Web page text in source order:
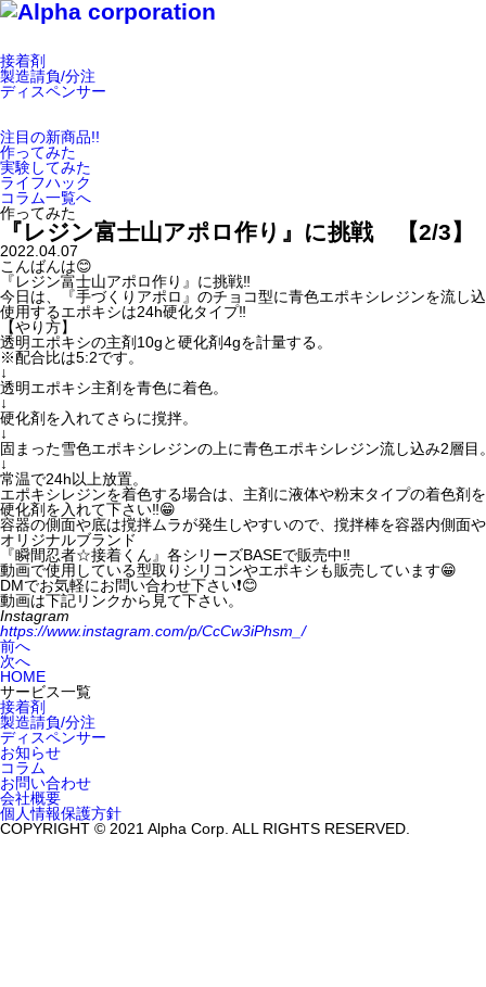
接着剤
製造請負/分注
ディスペンサー
注目の新商品!!
作ってみた
実験してみた
ライフハック
コラム一覧へ
作ってみた
『レジン富士山アポロ作り』に挑戦 【2/3】
2022.04.07
こんばんは😊
『レジン富士山アポロ作り』に挑戦‼️
今日は、『手づくりアポロ』のチョコ型に青色エポキシレジンを流し
使用するエポキシは24h硬化タイプ‼️
【やり方】
透明エポキシの主剤10gと硬化剤4gを計量する。
※配合比は5:2です。
↓
透明エポキシ主剤を青色に着色。
↓
硬化剤を入れてさらに撹拌。
↓
固まった雪色エポキシレジンの上に青色エポキシレジン流し込み2層目
↓
常温で24h以上放置。
エポキシレジンを着色する場合は、主剤に液体や粉末タイプの着色剤
硬化剤を入れて下さい‼️😁
容器の側面や底は撹拌ムラが発生しやすいので、撹拌棒を容器内側面
オリジナルブランド
『瞬間忍者☆接着くん』各シリーズBASEで販売中‼️
動画で使用している型取りシリコンやエポキシも販売しています😁
DMでお気軽にお問い合わせ下さい❗️😊
動画は下記リンクから見て下さい。
Instagram
https://www.instagram.com/p/CcCw3iPhsm_/
前へ
次へ
HOME
サービス一覧
接着剤
製造請負/分注
ディスペンサー
お知らせ
コラム
お問い合わせ
会社概要
個人情報保護方針
COPYRIGHT © 2021 Alpha Corp. ALL RIGHTS RESERVED.